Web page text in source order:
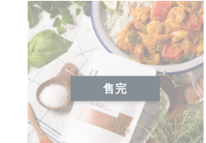
售完